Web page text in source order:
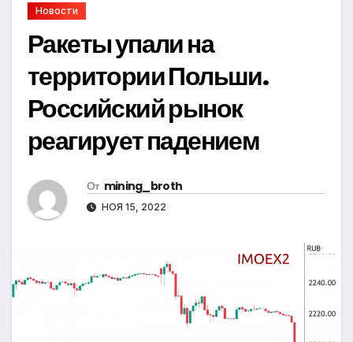
Новости
Ракеты упали на
территории Польши.
Российский рынок
реагирует падением
От mining_broth
НОЯ 15, 2022